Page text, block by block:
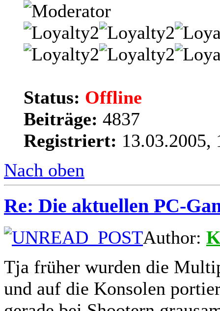
Status: Offline
Beiträge: 4837
Registriert: 13.03.2005,
Nach oben
Re: Die aktuellen PC-
Author:
Tja früher wurden die
und auf die Konsolen